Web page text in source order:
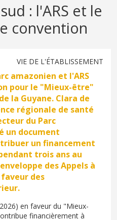
: l'ARS et le
convention
VIE DE L'ÉTABLISSEMENT
amazonien et l'ARS
pour le "Mieux-être"
la Guyane. Clara de
régionale de santé
du Parc
un document
un financement
trois ans au
des Appels à
des
en faveur du "Mieux-
financièrement à